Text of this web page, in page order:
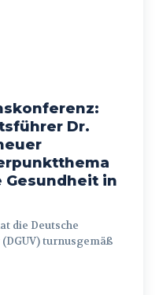
Dr.
Gesundheit in
turnusgemäß